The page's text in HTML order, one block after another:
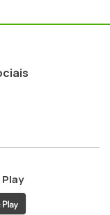
Play